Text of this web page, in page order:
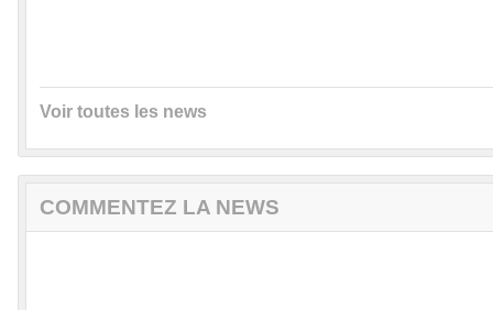
Voir toutes les news
COMMENTEZ LA NEWS